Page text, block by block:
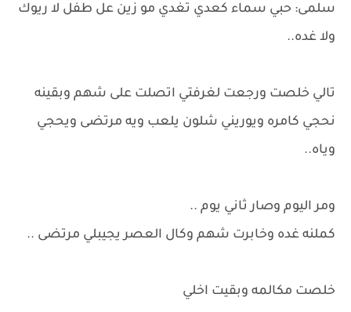
سلمى: حبي سماء كعدي تغدي مو زين عل طفل لا ريوك
ولا غده..
تالي خلصت ورجعت لغرفتي اتصلت على شهم وبقينه
نحجي كامره ويوريني شلون يلعب ويه مرتضى ويحجي
وياه..
ومر اليوم وصار ثاني يوم ..
كملنه غده وخابرت شهم وكال العصر يجيبلي مرتضى ..
خلصت مكالمه وبقيت اخلي